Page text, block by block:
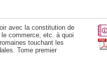
avec la constitution de
commerce, etc. à quoi
touchant les
Tome premier